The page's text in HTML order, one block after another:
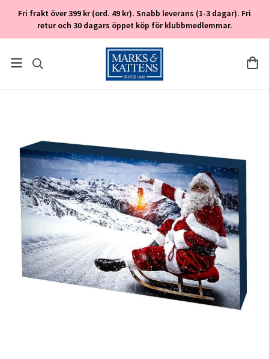
Fri frakt över 399 kr (ord. 49 kr). Snabb leverans (1-3 dagar). Fri
retur och 30 dagars öppet köp för klubbmedlemmar.